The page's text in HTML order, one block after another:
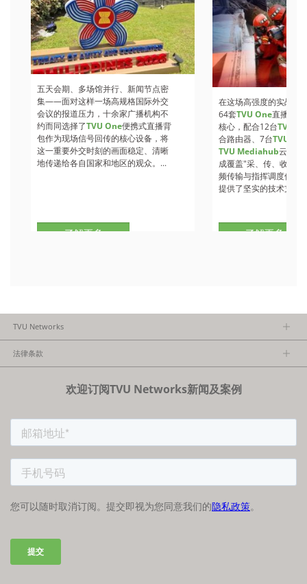
五天会期、多场馆并行、新闻节点密
集——面对这样一场高规格国际外交
会议的报道压力，十余家广播机构不
约而同选择了TVU One便携式直播背
包作为现场信号回传的核心设备，将
这一重要外交时刻的画面稳定、清晰
地传递给各自国家和地区的观众。...
了解更多
在这场高强度的实战检
64套TVU One直播背
核心，配合12台TVU
合路由器、7台TVU
TVU Mediahub云调度
成覆盖"采、传、收、
频传输与指挥调度保障
提供了坚实的技术支撑
了解更多
TVU Networks
法律条款
欢迎订阅TVU Networks新闻及案例